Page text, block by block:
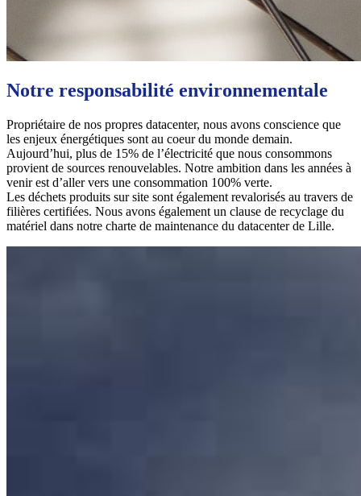
Notre responsabilité environnementale
Propriétaire de nos propres datacenter, nous avons conscience que
les enjeux énergétiques sont au coeur du monde demain.
Aujourd’hui, plus de 15% de l’électricité que nous consommons
provient de sources renouvelables. Notre ambition dans les années à
venir est d’aller vers une consommation 100% verte.
Les déchets produits sur site sont également revalorisés au travers de
filières certifiées. Nous avons également un clause de recyclage du
matériel dans notre charte de maintenance du datacenter de Lille.